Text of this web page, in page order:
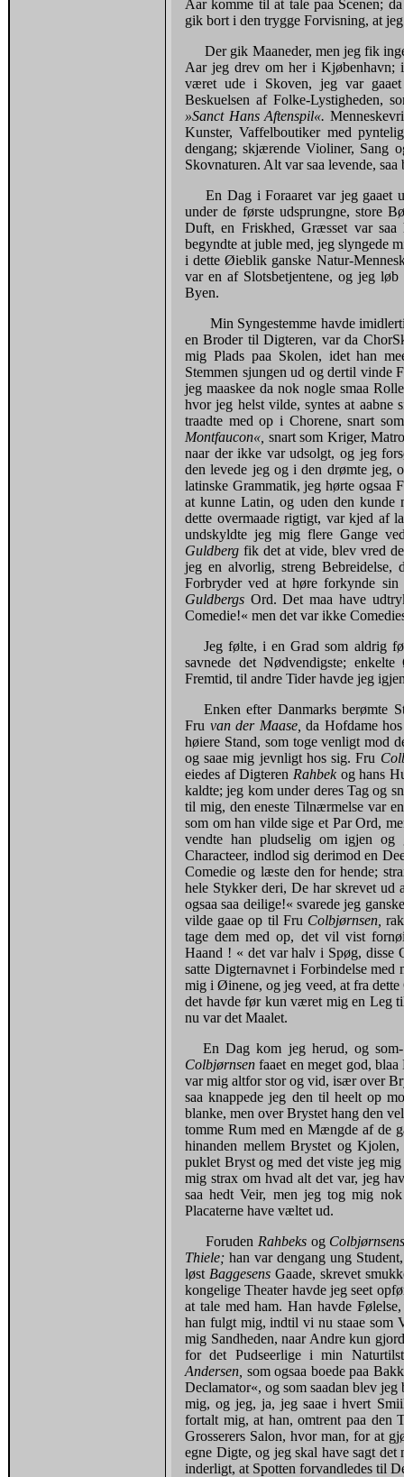
Aar komme til at tale paa Scenen;
gik bort i den trygge Forvisning, at
Der gik Maaneder, men jeg fik
Aar jeg drev om her i Kjøbenhavn;
været ude i Skoven, jeg var
Beskuelsen af Folke-Lystigheden,
»Sanct Hans Aftenspil«.
Kunster, Vaffelboutiker med
dengang; skjærende Violiner, Sang
Skovnaturen. Alt var saa levende, saa
En Dag i Foraaret var jeg gaaet
under de første udsprungne, store
Duft, en Friskhed, Græsset var
begyndte at juble med, jeg slyngede
i dette Øieblik ganske Natur-
var en af Slotsbetjentene, og jeg
Byen.
Min Syngestemme havde
en Broder til Digteren, var da
mig Plads paa Skolen, idet han
Stemmen sjungen ud og dertil vinde
jeg maaskee da nok nogle smaa
hvor jeg helst vilde, syntes at aabne
traadte med op i Chorene, snart
Montfaucon«, snart som Kriger,
naar der ikke var udsolgt, og jeg
den levede jeg og i den drømte jeg,
latinske Grammatik, jeg hørte ogsaa
at kunne Latin, og uden den kunde
dette overmaade rigtigt, var kjed af
undskyldte jeg mig flere Gange
Guldberg fik det at vide, blev vred
jeg en alvorlig, streng
Forbryder ved at høre forkynde
Guldbergs Ord. Det maa have
Comedie!« men det var ikke
Jeg følte, i en Grad som aldrig
savnede det Nødvendigste;
Fremtid, til andre Tider havde jeg
Enken efter Danmarks berømte
Fru van der Maase, da Hofdame
høiere Stand, som toge venligt mod
og saae mig jevnligt hos sig. Fru
eiedes af Digteren Rahbek og hans
kaldte; jeg kom under deres Tag og
til mig, den eneste Tilnærmelse var
som om han vilde sige et Par Ord,
vendte han pludselig om igjen
Characteer, indlod sig derimod en
Comedie og læste den for hende;
hele Stykker deri, De har skrevet ud
ogsaa saa deilige!« svarede jeg
vilde gaae op til Fru Colbjørnsen,
tage dem med op, det vil vist
Haand ! « det var halv i Spøg, disse
satte Digternavnet i Forbindelse
mig i Øinene, og jeg veed, at fra
det havde før kun været mig en Leg
nu var det Maalet.
En Dag kom jeg herud, og
Colbjørnsenfaaet en meget god,
var mig altfor stor og vid, især over
saa knappede jeg den til heelt op
blanke, men over Brystet hang den
tomme Rum med en Mængde af de
hinanden mellem Brystet og
puklet Bryst og med det viste jeg
mig strax om hvad alt det var, jeg
saa hedt Veir, men jeg tog mig
Placaterne have væltet ud.
Foruden Rahbeks og
Thiele; han var dengang ung
løst Baggesens Gaade, skrevet
kongelige Theater havde jeg seet
at tale med ham. Han havde
han fulgt mig, indtil vi nu staae som
mig Sandheden, naar Andre kun
for det Pudseerlige i min
Andersen, som ogsaa boede paa
Declamator«, og som saadan blev
mig, og jeg, ja, jeg saae i hvert
fortalt mig, at han, omtrent paa den
Grosserers Salon, hvor man, for at
egne Digte, og jeg skal have sagt
inderligt, at Spotten forvandledes til